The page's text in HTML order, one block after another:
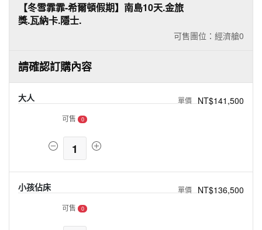
可售團位：經濟艙0
【冬雪霏霏-希爾頓假期】南島10天.金旅
獎.瓦納卡.隱士.
請確認訂購內容
大人 NT$141,500
可售 0
1
小孩佔床 NT$136,500
可售 0